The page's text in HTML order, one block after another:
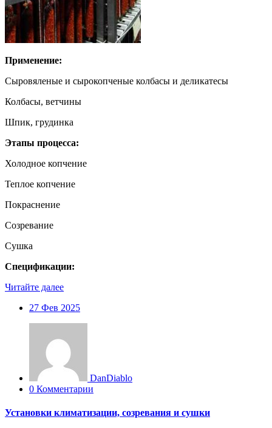
Применение:
Сыровяленые и сырокопченые колбасы и деликатесы
Колбасы, ветчины
Шпик, грудинка
Этапы процесса:
Холодное копчение
Теплое копчение
Покраснение
Созревание
Сушка
Спецификации:
Читайте далее
27 Фев 2025
DanDiablo
0 Комментарии
Установки климатизации, созревания и сушки